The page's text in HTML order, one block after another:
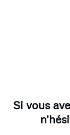
Si vous